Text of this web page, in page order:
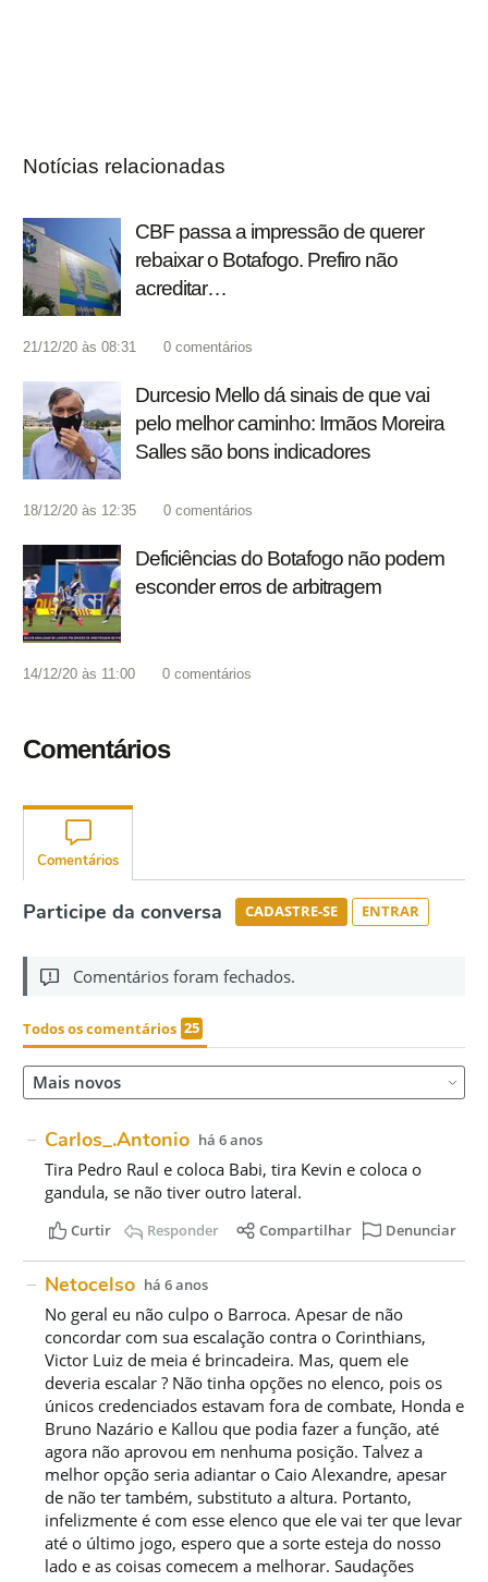
Notícias relacionadas
CBF passa a impressão de querer
rebaixar o Botafogo. Prefiro não
acreditar…
21/12/20 às 08:31 0 comentários
Durcesio Mello dá sinais de que vai
pelo melhor caminho: Irmãos Moreira
Salles são bons indicadores
18/12/20 às 12:35 0 comentários
Deficiências do Botafogo não podem
esconder erros de arbitragem
14/12/20 às 11:00 0 comentários
Comentários